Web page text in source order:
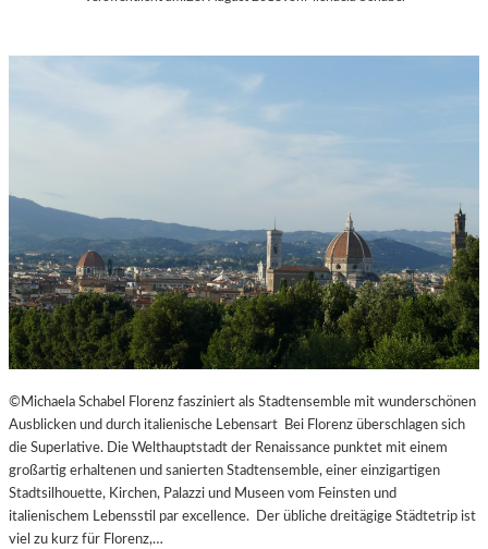
©Michaela Schabel Florenz fasziniert als Stadtensemble mit wunderschönen
Ausblicken und durch italienische Lebensart Bei Florenz überschlagen sich
die Superlative. Die Welthauptstadt der Renaissance punktet mit einem
großartig erhaltenen und sanierten Stadtensemble, einer einzigartigen
Stadtsilhouette, Kirchen, Palazzi und Museen vom Feinsten und
italienischem Lebensstil par excellence. Der übliche dreitägige Städtetrip ist
viel zu kurz für Florenz,…